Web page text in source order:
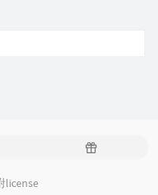
随
license